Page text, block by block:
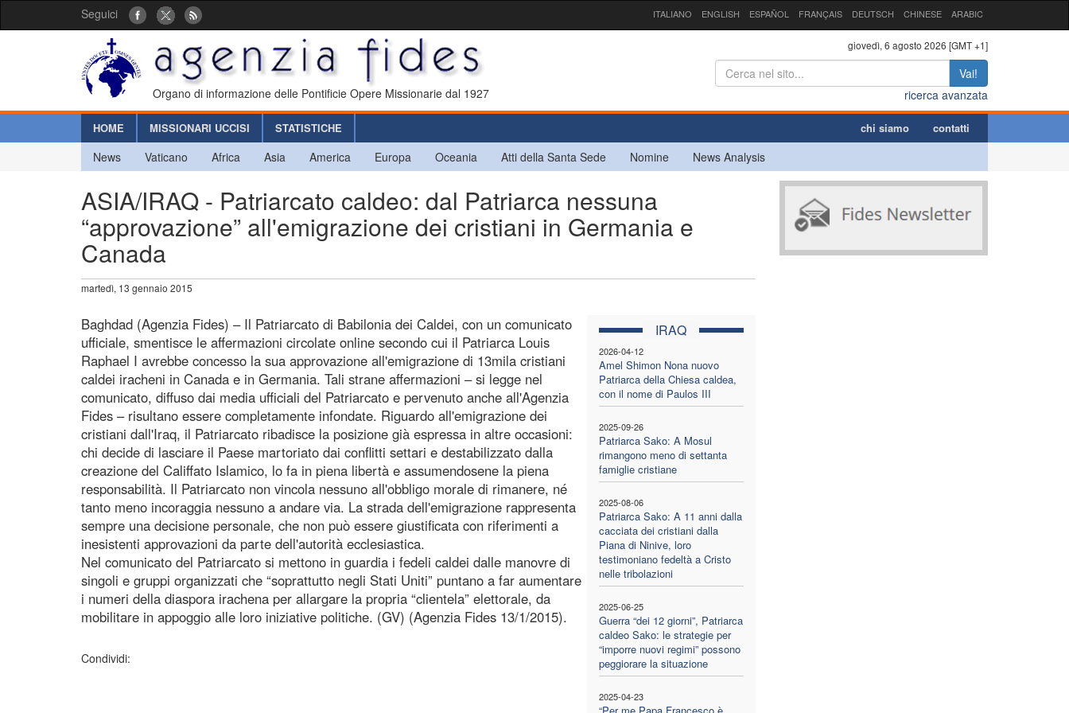
Seguici ITALIANO ENGLISH ESPAÑOL FRANÇAIS DEUTSCH CHINESE ARABIC
Organo di informazione delle Pontificie Opere Missionarie dal 1927
giovedì, 6 agosto 2026 [GMT +1]
Vai!
ricerca avanzata
HOME MISSIONARI UCCISI STATISTICHE chi siamo contatti
News Vaticano Africa Asia America Europa Oceania Atti della Santa Sede Nomine News Analysis
ASIA/IRAQ - Patriarcato caldeo: dal Patriarca nessuna
“approvazione” all'emigrazione dei cristiani in Germania e
Canada
martedì, 13 gennaio 2015
IRAQ
2026-04-12
Amel Shimon Nona nuovo
Patriarca della Chiesa caldea,
con il nome di Paulos III
2025-09-26
Patriarca Sako: A Mosul
rimangono meno di settanta
famiglie cristiane
2025-08-06
Patriarca Sako: A 11 anni dalla
cacciata dei cristiani dalla
Piana di Ninive, loro
testimoniano fedeltà a Cristo
nelle tribolazioni
2025-06-25
Guerra “dei 12 giorni”, Patriarca
caldeo Sako: le strategie per
“imporre nuovi regimi” possono
peggiorare la situazione
2025-04-23
Baghdad (Agenzia Fides) – Il Patriarcato di Babilonia dei Caldei, con un comunicato
ufficiale, smentisce le affermazioni circolate online secondo cui il Patriarca Louis
Raphael I avrebbe concesso la sua approvazione all'emigrazione di 13mila cristiani
caldei iracheni in Canada e in Germania. Tali strane affermazioni – si legge nel
comunicato, diffuso dai media ufficiali del Patriarcato e pervenuto anche all'Agenzia
Fides – risultano essere completamente infondate. Riguardo all'emigrazione dei
cristiani dall'Iraq, il Patriarcato ribadisce la posizione già espressa in altre occasioni:
chi decide di lasciare il Paese martoriato dai conflitti settari e destabilizzato dalla
creazione del Califfato Islamico, lo fa in piena libertà e assumendosene la piena
responsabilità. Il Patriarcato non vincola nessuno all'obbligo morale di rimanere, né
tanto meno incoraggia nessuno a andare via. La strada dell'emigrazione rappresenta
sempre una decisione personale, che non può essere giustificata con riferimenti a
inesistenti approvazioni da parte dell'autorità ecclesiastica.
Nel comunicato del Patriarcato si mettono in guardia i fedeli caldei dalle manovre di
singoli e gruppi organizzati che “soprattutto negli Stati Uniti” puntano a far aumentare
i numeri della diaspora irachena per allargare la propria “clientela” elettorale, da
mobilitare in appoggio alle loro iniziative politiche. (GV) (Agenzia Fides 13/1/2015).
Condividi: